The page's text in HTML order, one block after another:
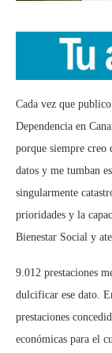
Cada vez que
Dependencia en
porque siempre creo
datos y me tumban
singularmente
prioridades y la
Bienestar Social y
9.012 prestaciones
dulcificar ese dato.
prestaciones
económicas para el